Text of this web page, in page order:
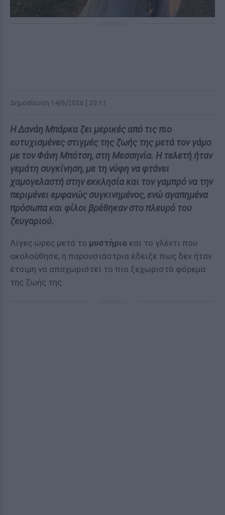
Δημοσίευση 14/6/2026 | 20:11
Η Δανάη Μπάρκα ζει μερικές από τις πιο
ευτυχισμένες στιγμές της ζωής της μετά τον γάμο
με τον Φάνη Μπότση, στη Μεσσηνία. Η τελετή ήταν
γεμάτη συγκίνηση, με τη νύφη να φτάνει
χαμογελαστή στην εκκλησία και τον γαμπρό να την
περιμένει εμφανώς συγκινημένος, ενώ αγαπημένα
πρόσωπα και φίλοι βρέθηκαν στο πλευρό του
ζευγαριού.
Λίγες ώρες μετά το μυστήριο και το γλέντι που
ακολούθησε, η παρουσιάστρια έδειξε πως δεν ήταν
έτοιμη να αποχωριστεί το πιο ξεχωριστό φόρεμα
της ζωής της.